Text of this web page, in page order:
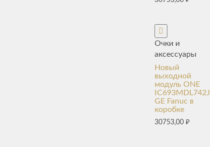
Очки и
аксессуары
Новый
выходной
модуль ONE
IC693MDL742J
GE Fanuc в
коробке
30753,00 ₽